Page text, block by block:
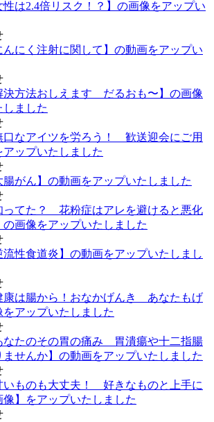
性は2.4倍リスク！？】の画像をアップい
んにく注射に関して】の動画をアップい
決方法おしえます だるおも〜】の画像
しました
口なアイツを労ろう！ 歓送迎会にご用
ップいたしました
腸がん】の動画をアップいたしました
ってた？ 花粉症はアレを避けると悪化
の画像をアップいたしました
流性食道炎】の動画をアップいたしまし
康は腸から！おなかげんき あなたもげ
をアップいたしました
なたのその胃の痛み 胃潰瘍や十二指腸
せんか】の動画をアップいたしました
いものも大丈夫！ 好きなものと上手に
】をアップいたしました